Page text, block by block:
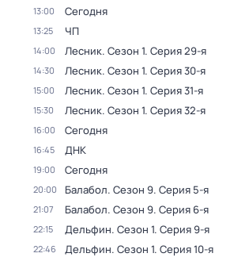
13:00 Сегодня
13:25 ЧП
14:00 Лесник. Сезон 1. Серия 29-я
14:30 Лесник. Сезон 1. Серия 30-я
15:00 Лесник. Сезон 1. Серия 31-я
15:30 Лесник. Сезон 1. Серия 32-я
16:00 Сегодня
16:45 ДНК
19:00 Сегодня
20:00 Балабол. Сезон 9. Серия 5-я
21:07 Балабол. Сезон 9. Серия 6-я
22:15 Дельфин. Сезон 1. Серия 9-я
22:46 Дельфин. Сезон 1. Серия 10-я